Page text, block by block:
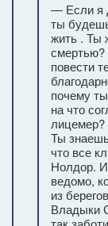
— Если я
ты
жить . Ты
смертью?
повести
почему
на что
лицемер?
Ты
что все
Нолдор.
ведомо,
из
Владыки